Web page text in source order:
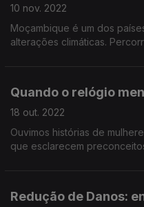
10 nov. 2022
Moçambique é um dos
alterações climáticas.
Quando o relógio
18 out. 2022
Ouvimos histórias de
que esclarecem
Redução de Danos: